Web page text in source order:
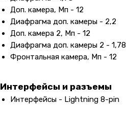
Доп. камера, Мп - 12
Диафрагма доп. камеры - 2,2
Доп. камера 2, Мп - 12
Диафрагма доп. камеры 2 - 1,78
Фронтальная камера, Мп - 12
Интерфейсы и разъемы
Интерфейсы - Lightning 8-pin